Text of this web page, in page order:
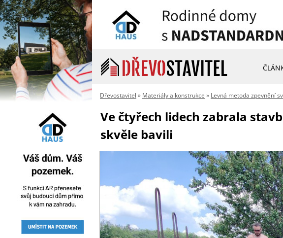
Dřevostavitel » Materiály a konstrukce » Levná metoda zpevnění
Ve čtyřech lidech zabrala
skvěle bavili